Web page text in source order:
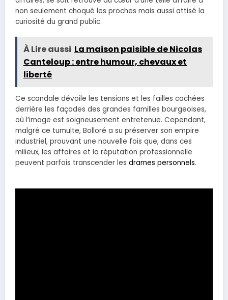
non seulement choqué les proches mais aussi attisé la
curiosité du grand public.
À Lire aussi La maison paisible de Nicolas
Canteloup : entre humour, chevaux et
liberté
Ce scandale dévoile les tensions et les failles cachées
derrière les façades des grandes familles bourgeoises,
où l’image est soigneusement entretenue. Cependant,
malgré ce tumulte, Bolloré a su préserver son empire
industriel, prouvant une nouvelle fois que, dans ces
milieux, les affaires et la réputation professionnelle
peuvent parfois transcender les drames personnels.